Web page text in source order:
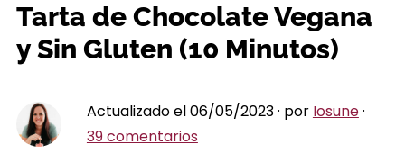
Tarta de Chocolate Vegana
y Sin Gluten (10 Minutos)
Actualizado el 06/05/2023 · por Iosune·
39 comentarios